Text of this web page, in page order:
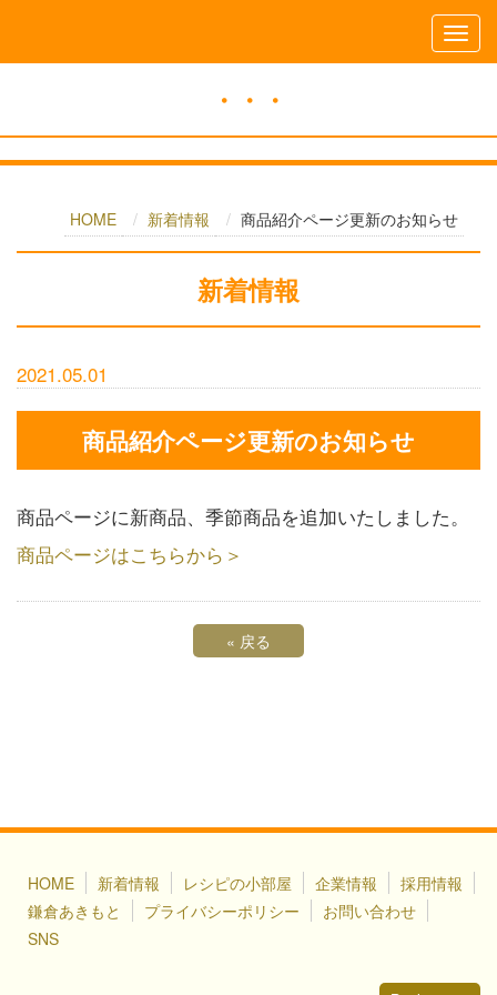
・・・
HOME 新着情報 商品紹介ページ更新のお知らせ
新着情報
2021.05.01
商品紹介ページ更新のお知らせ
商品ページに新商品、季節商品を追加いたしました。
商品ページはこちらから＞
« 戻る
HOME 新着情報 レシピの小部屋 企業情報
採用情報
鎌倉あきもと
プライバシーポリシー
お問い合わせ
SNS